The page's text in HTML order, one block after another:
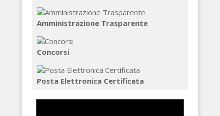
Amministrazione Trasparente
Concorsi
Posta Elettronica Certificata